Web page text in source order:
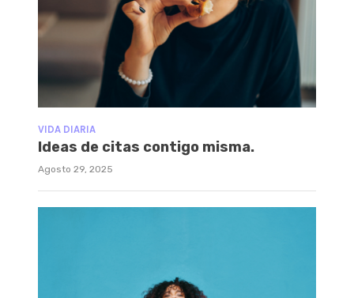
VIDA DIARIA
Ideas de citas contigo misma.
Agosto 29, 2025